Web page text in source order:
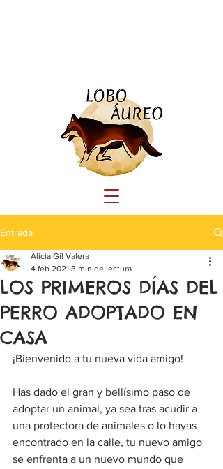
Entrada
LOS PRIMEROS DÍAS DEL
PERRO ADOPTADO EN
CASA
Alicia Gil Valera
4 feb 2021 3 min de lectura
¡Bienvenido a tu nueva vida amigo!
Has dado el gran y bellísimo paso de
adoptar un animal, ya sea tras acudir a
una protectora de animales o lo hayas
encontrado en la calle, tu nuevo amigo
se enfrenta a un nuevo mundo que